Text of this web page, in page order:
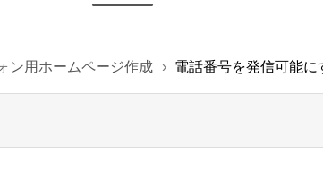
ン用ホームページ作成 電話番号を発信可能に